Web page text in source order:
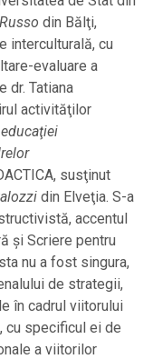
din Bălţi,
interculturală, cu
evaluare a
dr. Tatiana
activităţilor
susţinut
din Elveţia. S-a
accentul
şi Scriere pentru
nu a fost singura,
de strategii,
în cadrul viitorului
cu specificul ei de
a viitorilor